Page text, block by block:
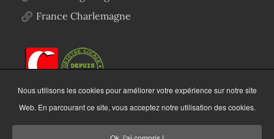
France Charlemagne
Nous utilisons les cookies pour améliorer votre expérience sur notre site
Web. En parcourant ce site, vous acceptez notre utilisation des cookies.